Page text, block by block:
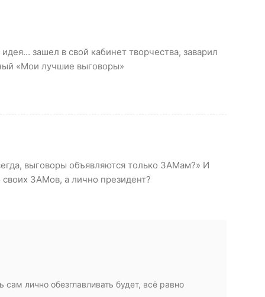
зашел в свой кабинет творчества, заварил
«Мои лучшие выговоры»
выговоры объявляются только ЗАМам?» И
ЗАМов, а лично президент?
лично обезглавливать будет, всё равно